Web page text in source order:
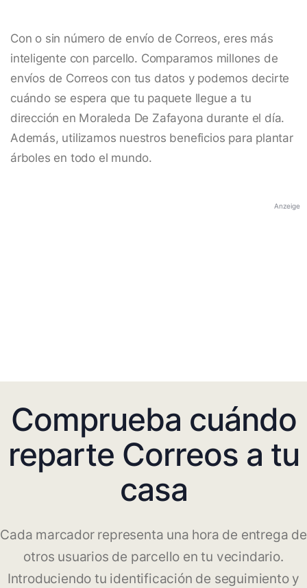
Con o sin número de envío de Correos, eres más
inteligente con parcello. Comparamos millones de
envíos de Correos con tus datos y podemos decirte
cuándo se espera que tu paquete llegue a tu
dirección en Moraleda De Zafayona durante el día.
Además, utilizamos nuestros beneficios para plantar
árboles en todo el mundo.
Anzeige
Comprueba cuándo
reparte Correos a tu
casa
Cada marcador representa una hora de entrega de
otros usuarios de parcello en tu vecindario.
Introduciendo tu identificación de seguimiento y